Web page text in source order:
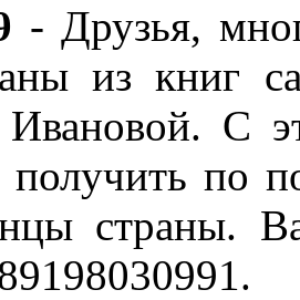
- Друзья,
из книг
С
получить по
страны.